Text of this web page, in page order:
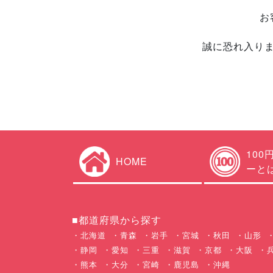
お
誠に恐れ入り
HOME
100
ーと
■都道府県から探す
北海道 青森 岩手 宮城 秋田
山形
静岡
愛知 三重 滋賀 京都 大阪
熊本
大分 宮崎 鹿児島 沖縄